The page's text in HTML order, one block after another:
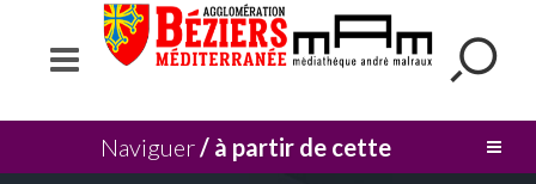
Naviguer/ à partir de cette